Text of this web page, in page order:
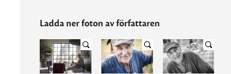
Ladda ner foton av författaren